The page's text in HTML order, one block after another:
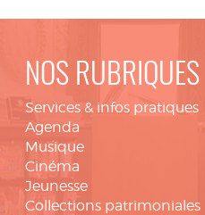
NOS RUBRIQUES
Services & infos pratiques
Agenda
Musique
Cinéma
Jeunesse
Collections patrimoniales